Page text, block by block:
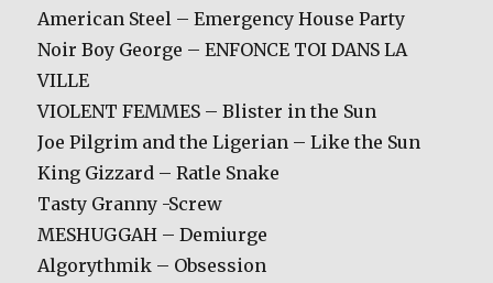
American Steel – Emergency House Party
Noir Boy George – ENFONCE TOI DANS LA
VILLE
VIOLENT FEMMES – Blister in the Sun
Joe Pilgrim and the Ligerian – Like the Sun
King Gizzard – Ratle Snake
Tasty Granny -Screw
MESHUGGAH – Demiurge
Algorythmik – Obsession